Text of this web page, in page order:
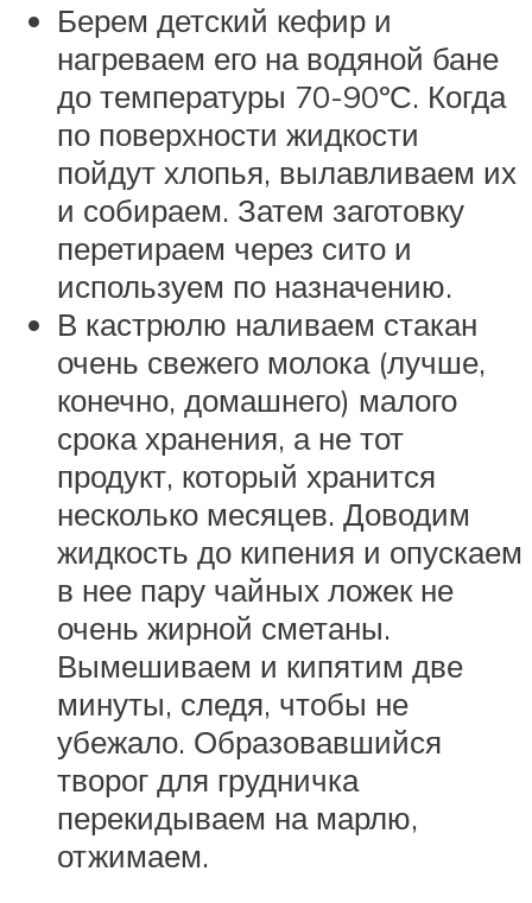
Берем детский кефир и
нагреваем его на водяной бане
до температуры 70-90ºС. Когда
по поверхности жидкости
пойдут хлопья, вылавливаем их
и собираем. Затем заготовку
перетираем через сито и
используем по назначению.
В кастрюлю наливаем стакан
очень свежего молока (лучше,
конечно, домашнего) малого
срока хранения, а не тот
продукт, который хранится
несколько месяцев. Доводим
жидкость до кипения и опускаем
в нее пару чайных ложек не
очень жирной сметаны.
Вымешиваем и кипятим две
минуты, следя, чтобы не
убежало. Образовавшийся
творог для грудничка
перекидываем на марлю,
отжимаем.